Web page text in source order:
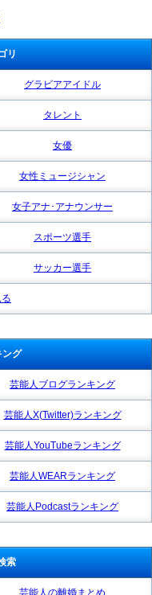
リ
グラビアアイドル
タレント
女優
女性ミュージシャン
女子アナ･アナウンサー
スポーツ選手
サッカー選手
ング
芸能人ブログランキング
芸能人X(Twitter)ランキング
芸能人YouTubeランキング
芸能人WEARランキング
芸能人Podcastランキング
索
芸能人の離婚まとめ